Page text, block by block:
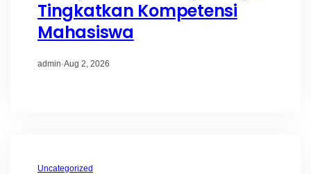
Tingkatkan Kompetensi
Mahasiswa
admin·Aug 2, 2026
Uncategorized